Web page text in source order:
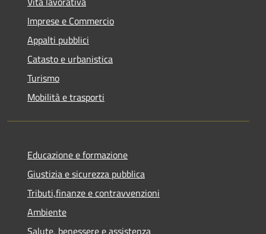
Imprese e Commercio
Appalti pubblici
Catasto e urbanistica
Turismo
Mobilità e trasporti
Educazione e formazione
Giustizia e sicurezza pubblica
Tributi,finanze e contravvenzioni
Ambiente
Salute, benessere e assistenza